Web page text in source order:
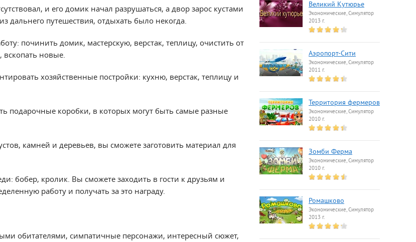
и его домик начал разрушаться, а двор зарос кустами
дальнего путешествия, отдыхать было некогда.
починить домик, мастерскую, верстак, теплицу, очистить от
вскопать новые.
хозяйственные постройки: кухню, верстак, теплицу и
подарочные коробки, в которых могут быть самые разные
камней и деревьев, вы сможете заготовить материал для
бобер, кролик. Вы сможете заходить в гости к друзьям и
работу и получать за это награду.
обитателями, симпатичные персонажи, интересный сюжет,
Великий Кутюрье
Экономические, Симулятор
2013 г.
Аэропорт-Сити
Экономические, Симулятор
2011 г.
Территория фермеров
Экономические, Симулятор
2010 г.
Зомби Ферма
Экономические, Симулятор
2010 г.
Ромашково
Экономические, Симулятор
2013 г.